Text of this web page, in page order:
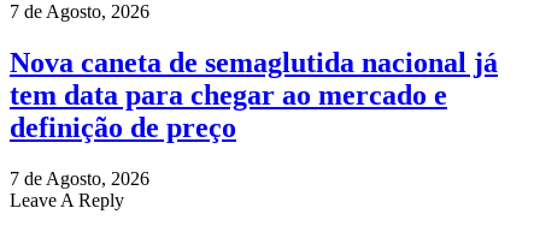
7 de Agosto, 2026
Nova caneta de semaglutida nacional já
tem data para chegar ao mercado e
definição de preço
7 de Agosto, 2026
Leave A Reply